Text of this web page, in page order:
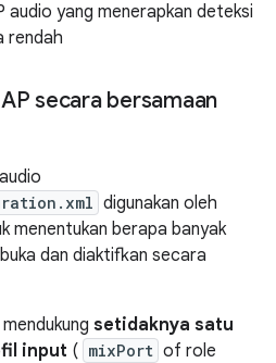
audio yang menerapkan deteksi
rendah
secara bersamaan
digunakan oleh
menentukan berapa banyak
dan diaktifkan secara
setidaknya satu
input ( mixPort of role